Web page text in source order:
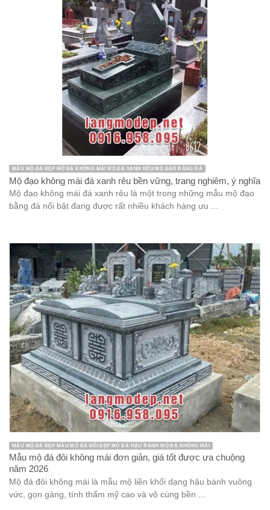
MẪU MỘ ĐÁ ĐẸP MỘ ĐÁ KHÔNG MÁI MỘ ĐÁ XANH RÊU MỘ ĐẠO BẰNG ĐÁ
Mộ đạo không mái đá xanh rêu bền vững, trang nghiêm, ý nghĩa
Mộ đạo không mái đá xanh rêu là một trong những mẫu mộ đạo
bằng đá nổi bật đang được rất nhiều khách hàng ưu ...
MẪU MỘ ĐÁ ĐẸP MẪU MỘ ĐÁ ĐÔI ĐẸP MỘ ĐÁ HẬU BÀNH MỘ ĐÁ KHÔNG MÁI
Mẫu mộ đá đôi không mái đơn giản, giá tốt được ưa chuộng
năm 2026
Mộ đá đôi không mái là mẫu mộ liền khối dạng hậu bành vuông
vức, gọn gàng, tính thẩm mỹ cao và vô cùng bền ...